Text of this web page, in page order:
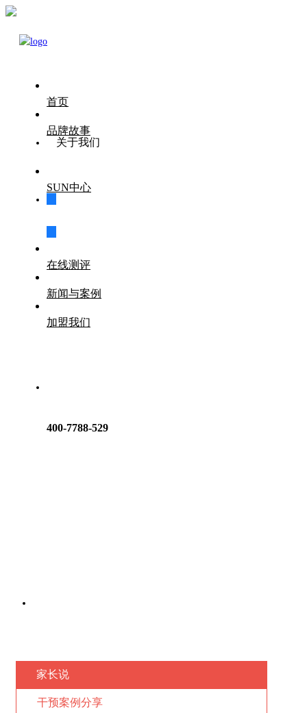
首页
品牌故事
关于我们
SUN中心
在线测评
新闻与案例
加盟我们
400-7788-529
家长说
干预案例分享